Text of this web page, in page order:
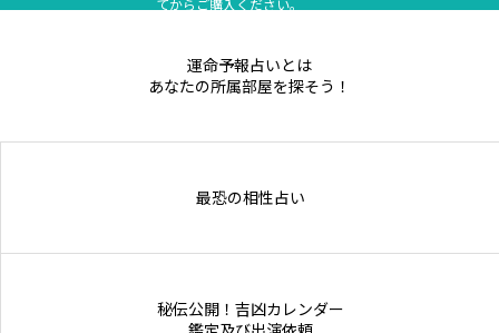
てからご購入ください。
運命予報占いとは
あなたの所属部屋を探そう！
最恐の相性占い
秘伝公開！吉凶カレンダー